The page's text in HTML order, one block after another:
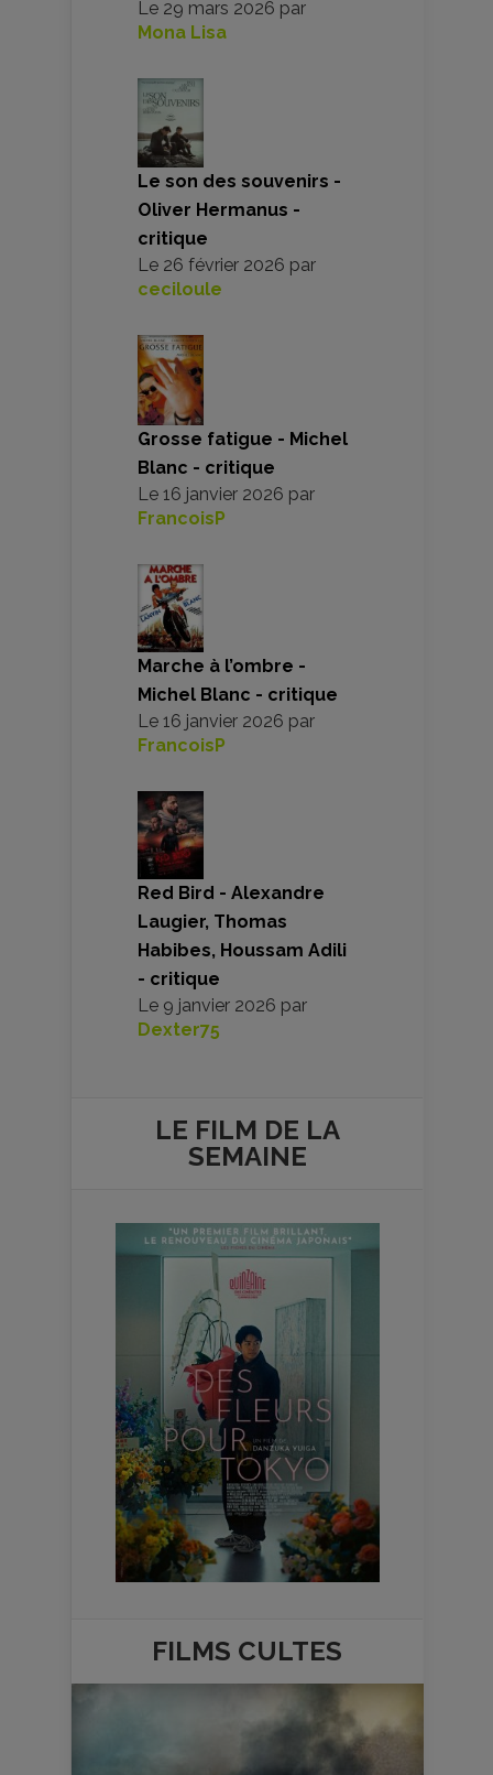
Le 29 mars 2026 par
Mona Lisa
Le son des souvenirs -
Oliver Hermanus -
critique
Le 26 février 2026 par
ceciloule
Grosse fatigue - Michel
Blanc - critique
Le 16 janvier 2026 par
FrancoisP
Marche à l’ombre -
Michel Blanc - critique
Le 16 janvier 2026 par
FrancoisP
Red Bird - Alexandre
Laugier, Thomas
Habibes, Houssam Adili
- critique
Le 9 janvier 2026 par
Dexter75
LE FILM DE LA
SEMAINE
FILMS CULTES